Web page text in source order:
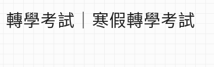
轉學考試｜寒假轉學考試